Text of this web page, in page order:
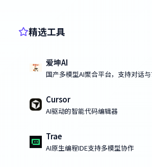
精选工具
爱坤AI
国产多模型AI聚合平台，支持对话
Cursor
AI驱动的智能代码编辑器
Trae
AI原生编程IDE支持多模型协作